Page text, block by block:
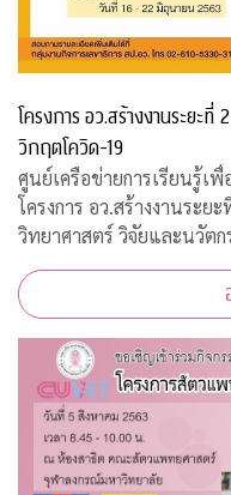
โครงการ อว.สร้างงานระยะ
วิกฤตโควิด-19
ศูนย์เครือข่ายการเรียนรู้เ
โครงการ อว.สร้างงานระย
วิทยาศาสตร์ วิจัยและนวัต
ระทบจากสถานการณ์วิกฤ
จำนวน 200 อัตรา